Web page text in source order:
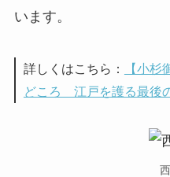
います。
詳しくはこちら：
【小
どころ 江戸を護る最後